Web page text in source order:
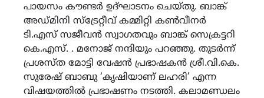
പായസം കൗണ്ടർ ഉദ്ഘാടനം ചെയ്തു. ബാങ്ക്
അഡ്മിനി സ്ട്രേറ്റീവ് കമ്മിറ്റി കൺവീനർ
ടി.എസ് സജീവൻ സ്വാഗതവും ബാങ്ക് സെക്രട്ടറി
കെ.എസ്. . മനോജ് നന്ദിയും പറഞ്ഞു. തുടർന്ന്
പ്രശസ്ത മോട്ടി വേഷൻ പ്രഭാഷകൻ ശ്രീ.വി.കെ.
സുരേഷ് ബാബു ‘കൃഷിയാണ് ലഹരി’ എന്ന
വിഷയത്തിൽ പ്രഭാഷണം നടത്തി. കലാമണ്ഡലം